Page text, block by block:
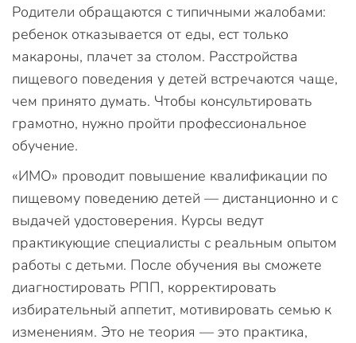
Родители обращаются с типичными жалобами:
ребенок отказывается от еды, ест только
макароны, плачет за столом. Расстройства
пищевого поведения у детей встречаются чаще,
чем принято думать. Чтобы консультировать
грамотно, нужно пройти профессиональное
обучение.
«ИМО» проводит повышение квалификации по
пищевому поведению детей — дистанционно и с
выдачей удостоверения. Курсы ведут
практикующие специалисты с реальным опытом
работы с детьми. После обучения вы сможете
диагностировать РПП, корректировать
избирательный аппетит, мотивировать семью к
изменениям. Это не теория — это практика,